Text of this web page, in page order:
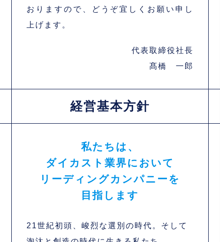
おりますので、どうぞ宜しくお願い申し
上げます。
代表取締役社長
髙橋 一郎
経営基本方針
私たちは、
ダイカスト業界において
リーディングカンパニーを
目指します
21世紀初頭、峻烈な選別の時代。 そして